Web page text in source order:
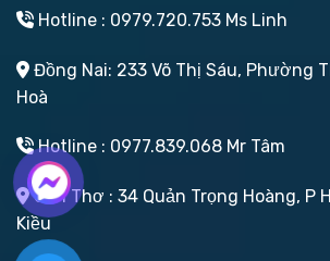
Hotline : 0979.720.753 Ms Linh
Đồng Nai: 233 Võ Thị Sáu, Phường
Hoà
Hotline : 0977.839.068 Mr Tâm
Cần Thơ : 34 Quản Trọng Hoàng, P
Kiều